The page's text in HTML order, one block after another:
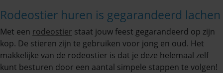
Rodeostier huren is gegarandeerd lachen
Met een rodeostier staat jouw feest gegarandeerd op zijn
kop. De stieren zijn te gebruiken voor jong en oud. Het
makkelijke van de rodeostier is dat je deze helemaal zelf
kunt besturen door een aantal simpele stappen te volgen!